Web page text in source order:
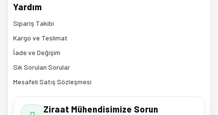
Yardım
Sipariş Takibi
Kargo ve Teslimat
İade ve Değişim
Sık Sorulan Sorular
Mesafeli Satış Sözleşmesi
Ziraat Mühendisimize Sorun